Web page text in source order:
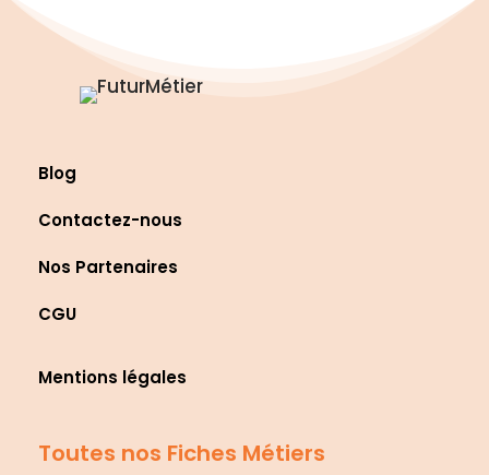
Blog
Contactez-nous
Nos Partenaires
CGU
Mentions légales
Toutes nos Fiches Métiers